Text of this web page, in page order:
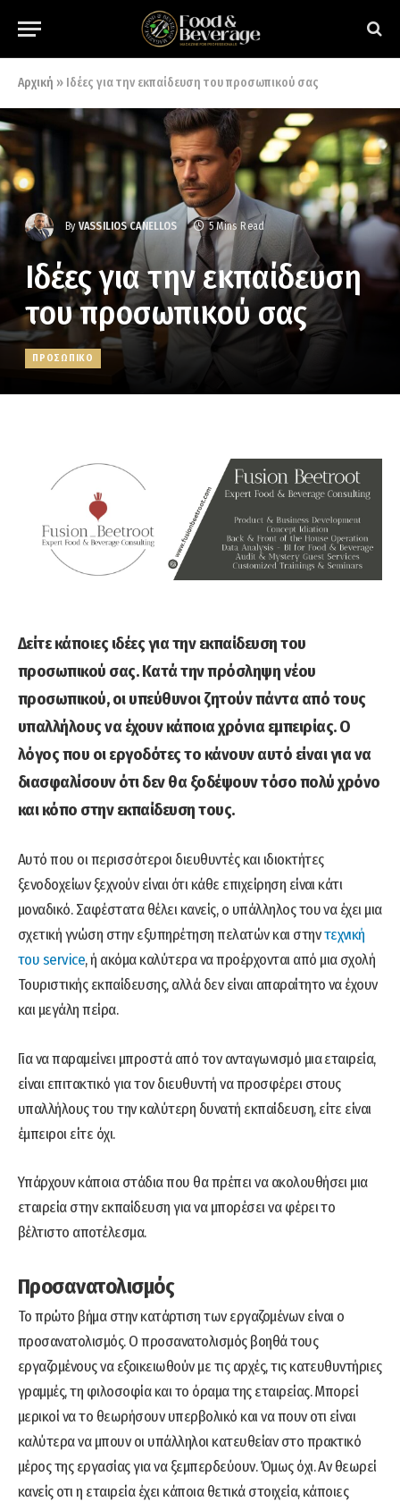
Αρχική » Ιδέες για την εκπαίδευση του προσωπικού σας
By VASSILIOS CANELLOS 5 Mins Read
Ιδέες για την εκπαίδευση
του προσωπικού σας
ΠΡΟΣΩΠΙΚΟ
Δείτε κάποιες ιδέες για την εκπαίδευση του
προσωπικού σας. Κατά την πρόσληψη νέου
προσωπικού, οι υπεύθυνοι ζητούν πάντα από τους
υπαλλήλους να έχουν κάποια χρόνια εμπειρίας. Ο
λόγος που οι εργοδότες το κάνουν αυτό είναι για να
διασφαλίσουν ότι δεν θα ξοδέψουν τόσο πολύ χρόνο
και κόπο στην εκπαίδευση τους.
Αυτό που οι περισσότεροι διευθυντές και ιδιοκτήτες
ξενοδοχείων ξεχνούν είναι ότι κάθε επιχείρηση είναι κάτι
μοναδικό. Σαφέστατα θέλει κανείς, ο υπάλληλος του να έχει μια
σχετική γνώση στην εξυπηρέτηση πελατών και στηντεχνική
του service, ή ακόμα καλύτερα να προέρχονται από μια σχολή
Τουριστικής εκπαίδευσης, αλλά δεν είναι απαραίτητο να έχουν
και μεγάλη πείρα.
Για να παραμείνει μπροστά από τον ανταγωνισμό μια εταιρεία,
είναι επιτακτικό για τον διευθυντή να προσφέρει στους
υπαλλήλους του την καλύτερη δυνατή εκπαίδευση, είτε είναι
έμπειροι είτε όχι.
Υπάρχουν κάποια στάδια που θα πρέπει να ακολουθήσει μια
εταιρεία στην εκπαίδευση για να μπορέσει να φέρει το
βέλτιστο αποτέλεσμα.
Προσανατολισμός
Το πρώτο βήμα στην κατάρτιση των εργαζομένων είναι ο
προσανατολισμός. Ο προσανατολισμός βοηθά τους
εργαζομένους να εξοικειωθούν με τις αρχές, τις κατευθυντήριες
γραμμές, τη φιλοσοφία και το όραμα της εταιρείας. Μπορεί
μερικοί να το θεωρήσουν υπερβολικό και να πουν οτι είναι
καλύτερα να μπουν οι υπάλληλοι κατευθείαν στο πρακτικό
μέρος της εργασίας για να ξεμπερδεύουν. Όμως όχι. Αν θεωρεί
κανείς οτι η εταιρεία έχει κάποια θετικά στοιχεία, κάποιες